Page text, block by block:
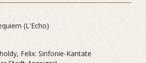
(L'Echo)
Felix: Sinfonie-Kantate